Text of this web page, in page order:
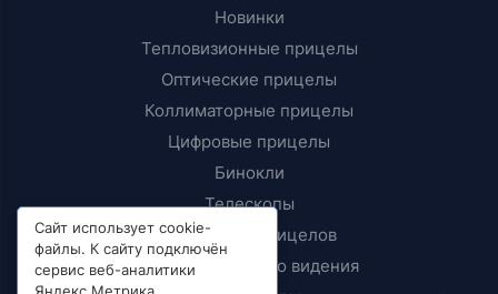
Новинки
Тепловизионные прицелы
Оптические прицелы
Коллиматорные прицелы
Цифровые прицелы
Бинокли
Телескопы
Крепления прицелов
Приборы ночного видения
Сайт использует cookie-
файлы. К сайту подключён
сервис веб-аналитики